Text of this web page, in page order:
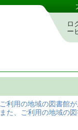
ロ
ー
ご利用の地域の図書館
また、ご利用の地域の